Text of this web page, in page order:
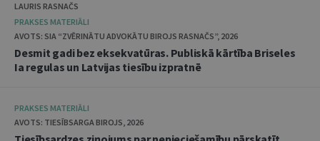
LAURIS RASNAČS
PRAKSES MATERIĀLI
AVOTS: SIA “ZVĒRINĀTU ADVOKĀTU BIROJS RASNAČS”, 2026
Desmit gadi bez eksekvatūras. Publiskā kārtība Briseles
Ia regulas un Latvijas tiesību izpratnē
PRAKSES MATERIĀLI
AVOTS: TIESĪBSARGA BIROJS, 2026